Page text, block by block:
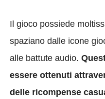
Il gioco possiede
spaziano dalle icone
alle battute audio.
essere ottenuti
delle ricompense